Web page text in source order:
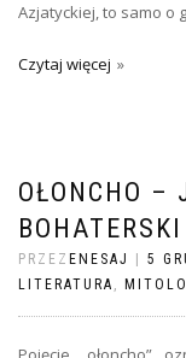
Azjatyckiej, to samo o
Czytaj więcej
OŁONCHO –
PRZEZ ENESAJ 5
LITERATURA ,